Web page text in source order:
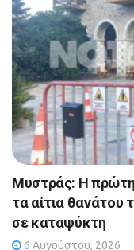
Μυστράς: Η πρώτη
τα αίτια θανάτου
σε καταψύκτη
6 Αυγούστου, 2026